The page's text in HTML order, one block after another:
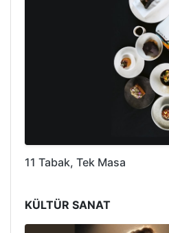
11 Tabak, Tek Masa
KÜLTÜR SANAT